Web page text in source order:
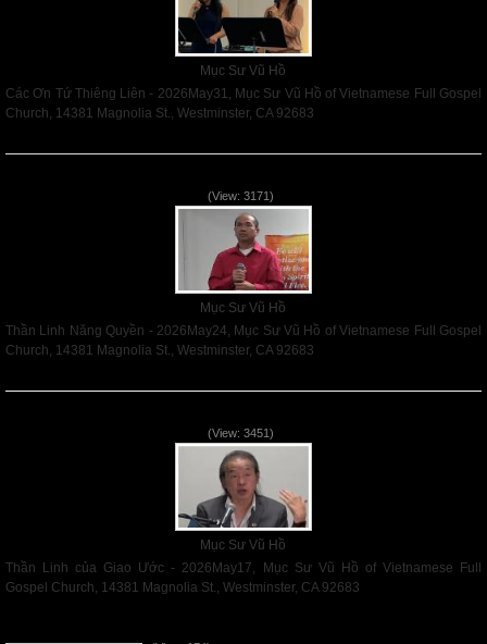
Mục Sư Vũ Hồ
Các Ơn Tứ Thiêng Liên - 2026May31, Mục Sư Vũ Hồ of Vietnamese Full Gospel
Church, 14381 Magnolia St., Westminster, CA 92683
(View: 3171)
Mục Sư Vũ Hồ
Thần Linh Năng Quyền - 2026May24, Mục Sư Vũ Hồ of Vietnamese Full Gospel
Church, 14381 Magnolia St., Westminster, CA 92683
(View: 3451)
Mục Sư Vũ Hồ
Thần Linh của Giao Ước - 2026May17, Mục Sư Vũ Hồ of Vietnamese Full
Gospel Church, 14381 Magnolia St., Westminster, CA 92683